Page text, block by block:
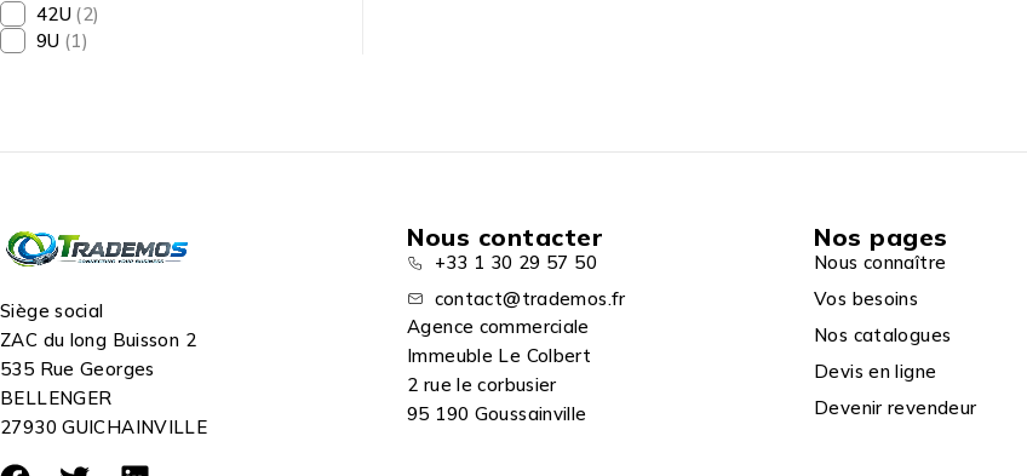
42U (2)
9U (1)
Siège social
ZAC du long Buisson 2
535 Rue Georges
BELLENGER
27930 GUICHAINVILLE
Nous contacter
+33 1 30 29 57 50
contact@trademos.fr
Agence commerciale
Immeuble Le Colbert
2 rue le corbusier
95 190 Goussainville
Nos pages
Nous connaître
Vos besoins
Nos catalogues
Devis en ligne
Devenir revendeur